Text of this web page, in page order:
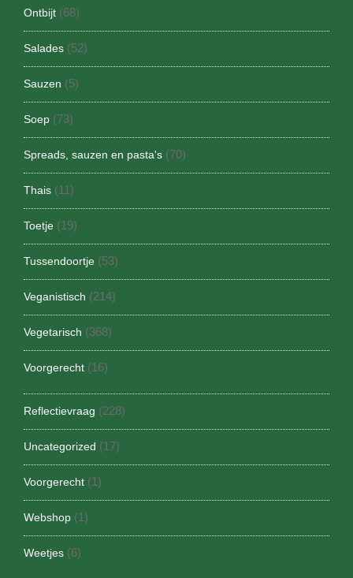
Ontbijt (68)
Salades (52)
Sauzen (5)
Soep (73)
Spreads, sauzen en pasta's (70)
Thais (11)
Toetje (19)
Tussendoortje (53)
Veganistisch (214)
Vegetarisch (368)
Voorgerecht (16)
Reflectievraag (228)
Uncategorized (17)
Voorgerecht (1)
Webshop (1)
Weetjes (6)